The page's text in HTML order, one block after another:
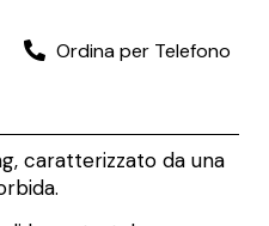
Ordina per Telefono
caratterizzato da una